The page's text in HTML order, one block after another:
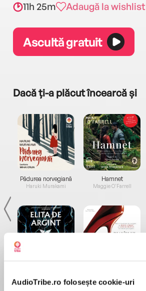
AudioTribe.ro folosește cookie-uri
11h 25m Adaugă la wishlist
Ascultă gratuit
Dacă ți-a plăcut încearcă și
Pădurea norvegiană
Haruki Murakami
de...
Dani Francis
Hamnet
Maggie O'Farrell
la...
Lauren Weisberger